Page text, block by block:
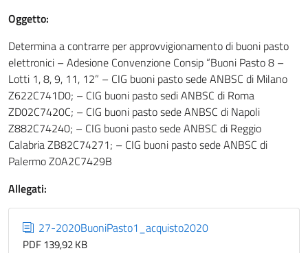
Oggetto:
Determina a contrarre per approvvigionamento di buoni pasto
elettronici – Adesione Convenzione Consip “Buoni Pasto 8 –
Lotti 1, 8, 9, 11, 12” – CIG buoni pasto sede ANBSC di Milano
Z622C741D0; – CIG buoni pasto sedi ANBSC di Roma
ZD02C7420C; – CIG buoni pasto sede ANBSC di Napoli
Z882C74240; – CIG buoni pasto sede ANBSC di Reggio
Calabria ZB82C74271; – CIG buoni pasto sede ANBSC di
Palermo Z0A2C7429B
Allegati:
27-2020BuoniPasto1_acquisto2020
PDF 139,92 KB